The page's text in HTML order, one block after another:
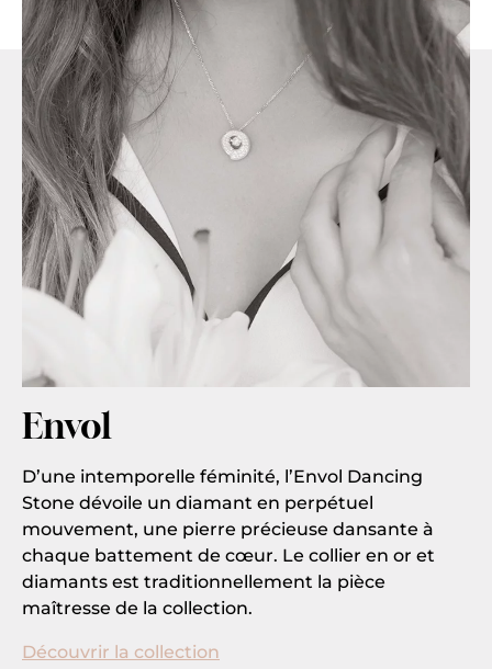
Envol
D’une intemporelle féminité, l’Envol Dancing
Stone dévoile un diamant en perpétuel
mouvement, une pierre précieuse dansante à
chaque battement de cœur. Le collier en or et
diamants est traditionnellement la pièce
maîtresse de la collection.
Découvrir la collection